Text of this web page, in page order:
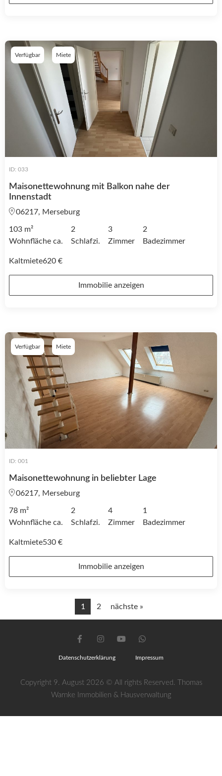
Verfügbar Miete
ID: 033
Maisonettewohnung mit Balkon nahe der
Innenstadt
06217, Merseburg
103 m²
Wohnfläche ca.
2
Schlafzi.
3
Zimmer
2
Badezimmer
Kaltmiete620 €
Immobilie anzeigen
Verfügbar Miete
ID: 001
Maisonettewohnung in beliebter Lage
06217, Merseburg
78 m²
Wohnfläche ca.
2
Schlafzi.
4
Zimmer
1
Badezimmer
Kaltmiete530 €
Immobilie anzeigen
1 2 nächste »
Datenschutzerklärung Impressum
Copyright 9. August 2026 © All rights Reserved. Thomas
Warnke Immobilien & Hausverwaltung